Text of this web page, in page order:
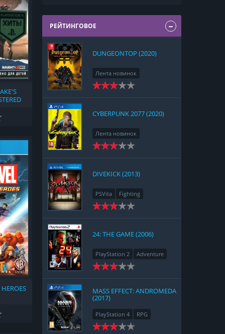
РЕЙТИНГОВОЕ
DUNGEONTOP (2020)
Лента новинок
Nintendo Switch
CYBERPUNK 2077 (2020)
Лента новинок
PlayStation 4
DIVEKICK (2013)
PSVita Fighting
24: THE GAME (2006)
PlayStation 2 Adventure
MASS EFFECT: ANDROMEDA
(2017)
PlayStation 4 RPG